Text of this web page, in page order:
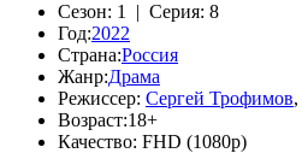
Сезон: 1 | Серия: 8
Год:2022
Страна:Россия
Жанр:Драма
Режиссер: Сергей Трофимов,
Возраст:18+
Качество: FHD (1080p)